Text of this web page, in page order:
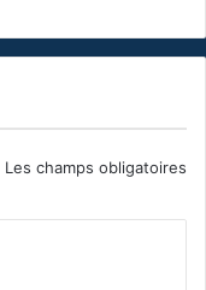
Les champs obligatoires